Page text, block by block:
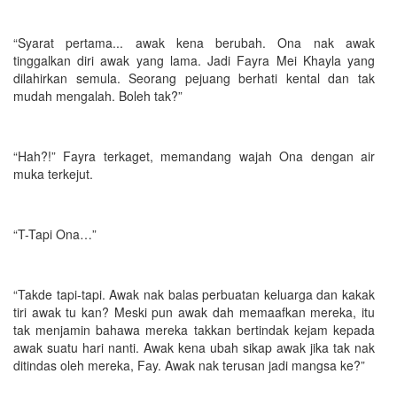
“Syarat pertama... awak kena berubah. Ona nak awak
tinggalkan diri awak yang lama. Jadi Fayra Mei Khayla yang
dilahirkan semula. Seorang pejuang berhati kental dan tak
mudah mengalah. Boleh tak?”
“Hah?!” Fayra terkaget, memandang wajah Ona dengan air
muka terkejut.
“T-Tapi Ona…”
“Takde tapi-tapi. Awak nak balas perbuatan keluarga dan kakak
tiri awak tu kan? Meski pun awak dah memaafkan mereka, itu
tak menjamin bahawa mereka takkan bertindak kejam kepada
awak suatu hari nanti. Awak kena ubah sikap awak jika tak nak
ditindas oleh mereka, Fay. Awak nak terusan jadi mangsa ke?”